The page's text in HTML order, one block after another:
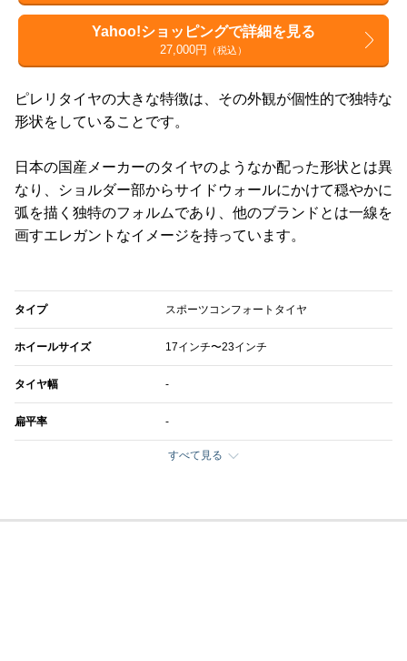
Yahoo!ショッピングで詳細を見る
27,000円 （税込）
ピレリタイヤの大きな特徴は、その外観が個性的で独特な
形状をしていることです。
日本の国産メーカーのタイヤのようなか配った形状とは異
なり、ショルダー部からサイドウォールにかけて穏やかに
弧を描く独特のフォルムであり、他のブランドとは一線を
画すエレガントなイメージを持っています。
タイプ スポーツコンフォートタイヤ
ホイールサイズ 17インチ〜23インチ
タイヤ幅 -
扁平率 -
すべて見る